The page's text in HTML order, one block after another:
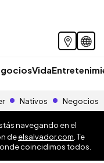
Vida
Nativos Negocios
navegando en el
deelsalvador.com . Te
coincidimos todos.